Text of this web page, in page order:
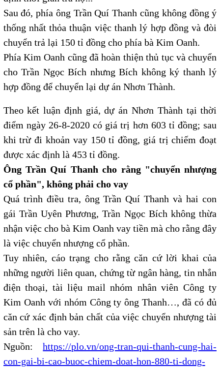
Sau đó, phía ông Trần Quí Thanh cũng không đồng ý
thống nhất thỏa thuận việc thanh lý hợp đồng và đòi
chuyển trả lại 150 tỉ đồng cho phía bà Kim Oanh.
Phía Kim Oanh cũng đã hoàn thiện thủ tục và chuyển
cho Trần Ngọc Bích nhưng Bích không ký thanh lý
hợp đồng để chuyển lại dự án Nhơn Thành.
Theo kết luận định giá, dự án Nhơn Thành tại thời
điểm ngày 26-8-2020 có giá trị hơn 603 tỉ đồng; sau
khi trừ đi khoản vay 150 tỉ đồng, giá trị chiếm đoạt
được xác định là 453 tỉ đồng.
Ông Trần Quí Thanh cho rằng "chuyển nhượng
cổ phần", không phải cho vay
Quá trình điều tra, ông Trần Quí Thanh và hai con
gái Trần Uyên Phương, Trần Ngọc Bích không thừa
nhận việc cho bà Kim Oanh vay tiền mà cho rằng đây
là việc chuyển nhượng cổ phần.
Tuy nhiên, cáo trạng cho rằng căn cứ lời khai của
những người liên quan, chứng từ ngân hàng, tin nhắn
điện thoại, tài liệu mail nhóm nhân viên Công ty
Kim Oanh với nhóm Công ty ông Thanh…, đã có đủ
căn cứ xác định bản chất của việc chuyển nhượng tài
sản trên là cho vay.
Nguồn:https://plo.vn/ong-tran-qui-thanh-cung-hai-
con-gai-bi-cao-buoc-chiem-doat-hon-880-ti-dong-